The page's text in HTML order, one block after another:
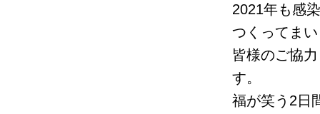
2021年も感
つくってま
皆様のご協
す。
福が笑う2日